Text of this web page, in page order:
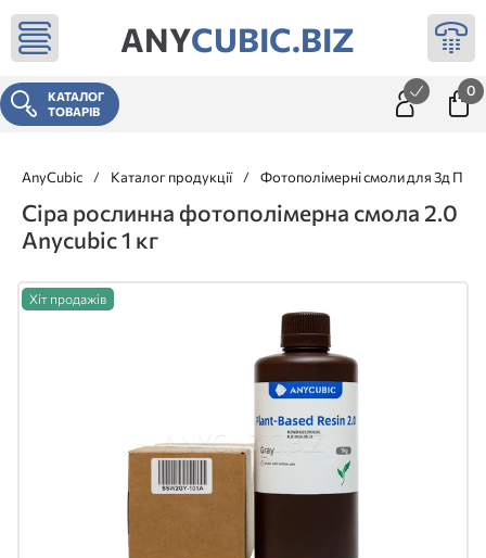
ANYCUBIC.BIZ
КАТАЛОГ
ТОВАРІВ
0
AnyCubic / Каталог продукції / Фотополімерні смоли для 3д
Сіра рослинна фотополімерна смола 2.0
Anycubic 1 кг
Хіт продажів